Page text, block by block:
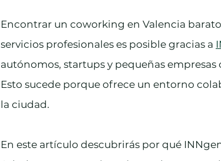
Encontrar un coworking en Valencia
servicios profesionales es posible gracias a
autónomos, startups y pequeñas
Esto sucede porque ofrece un entorno
la ciudad.
En este artículo descubrirás por qué